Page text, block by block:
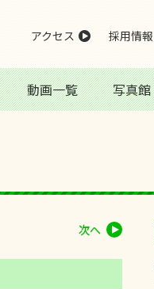
動画一覧 写真館
アクセス 採用情報
次へ